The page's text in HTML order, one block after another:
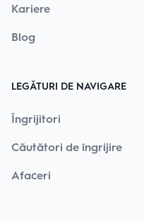
Kariere
Blog
LEGĂTURI DE NAVIGARE
Îngrijitori
Căutători de îngrijire
Afaceri